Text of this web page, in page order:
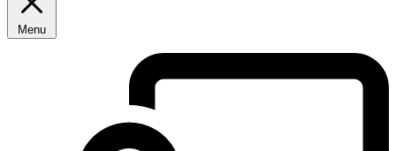
Menu